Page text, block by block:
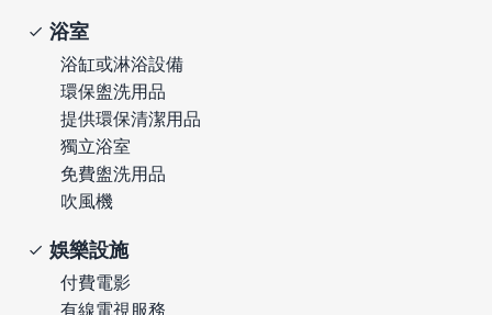
浴室
浴缸或淋浴設備
環保盥洗用品
提供環保清潔用品
獨立浴室
免費盥洗用品
吹風機
娛樂設施
付費電影
有線電視服務